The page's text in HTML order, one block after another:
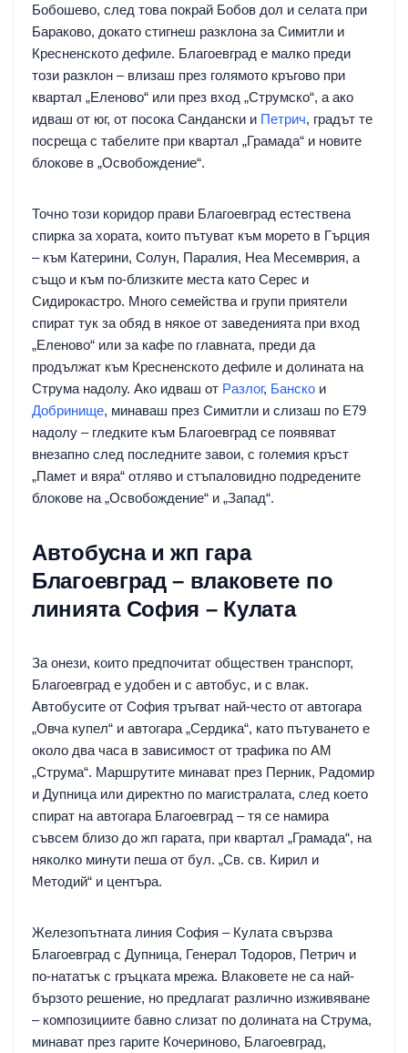
Бобошево, след това покрай Бобов дол и селата при
Бараково, докато стигнеш разклона за Симитли и
Кресненското дефиле. Благоевград е малко преди
този разклон – влизаш през голямото кръгово при
квартал „Еленово“ или през вход „Струмско“, а ако
идваш от юг, от посока Сандански и Петрич, градът те
посреща с табелите при квартал „Грамада“ и новите
блокове в „Освобождение“.
Точно този коридор прави Благоевград естествена
спирка за хората, които пътуват към морето в Гърция
– към Катерини, Солун, Паралия, Неа Месемврия, а
също и към по-близките места като Серес и
Сидирокастро. Много семейства и групи приятели
спират тук за обяд в някое от заведенията при вход
„Еленово“ или за кафе по главната, преди да
продължат към Кресненското дефиле и долината на
Струма надолу. Ако идваш от Разлог, Банско и
Добринище, минаваш през Симитли и слизаш по Е79
надолу – гледките към Благоевград се появяват
внезапно след последните завои, с големия кръст
„Памет и вяра“ отляво и стъпаловидно подредените
блокове на „Освобождение“ и „Запад“.
Автобусна и жп гара
Благоевград – влаковете по
линията София – Кулата
За онези, които предпочитат обществен транспорт,
Благоевград е удобен и с автобус, и с влак.
Автобусите от София тръгват най-често от автогара
„Овча купел“ и автогара „Сердика“, като пътуването е
около два часа в зависимост от трафика по АМ
„Струма“. Маршрутите минават през Перник, Радомир
и Дупница или директно по магистралата, след което
спират на автогара Благоевград – тя се намира
съвсем близо до жп гарата, при квартал „Грамада“, на
няколко минути пеша от бул. „Св. св. Кирил и
Методий“ и центъра.
Железопътната линия София – Кулата свързва
Благоевград с Дупница, Генерал Тодоров, Петрич и
по-нататък с гръцката мрежа. Влаковете не са най-
бързото решение, но предлагат различно изживяване
– композициите бавно слизат по долината на Струма,
минават през гарите Кочериново, Благоевград,